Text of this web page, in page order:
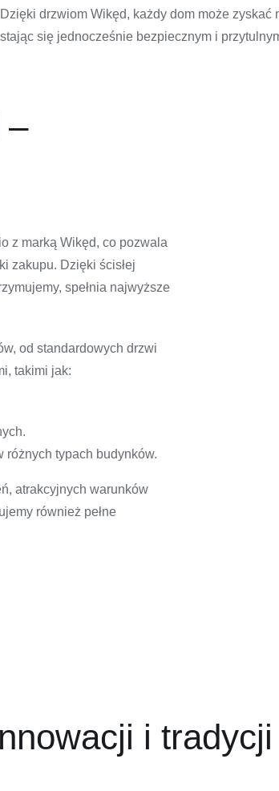
Dzięki drzwiom Wikęd, każdy dom może
stając się jednocześnie bezpiecznym i
–
z marką Wikęd, co pozwala
zakupu. Dzięki ścisłej
spełnia najwyższe
od standardowych drzwi
takimi jak:
różnych typach budynków.
atrakcyjnych warunków
również pełne
i tradycji